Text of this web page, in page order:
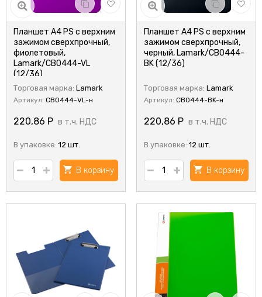
Планшет А4 PS с верхним
зажимом сверхпрочный,
фиолетовый,
Lamark/CB0444-VL
(12/36)
Торговая марка: Lamark
Артикул: CB0444-VL-н
220,86 Р в т.ч. НДС
В упаковке: 12 шт.
В корзину
Планшет А4 PS с верхним
зажимом сверхпрочный,
черный, Lamark/CB0444-
BK (12/36)
Торговая марка: Lamark
Артикул: CB0444-BK-н
220,86 Р в т.ч. НДС
В упаковке: 12 шт.
В корзину